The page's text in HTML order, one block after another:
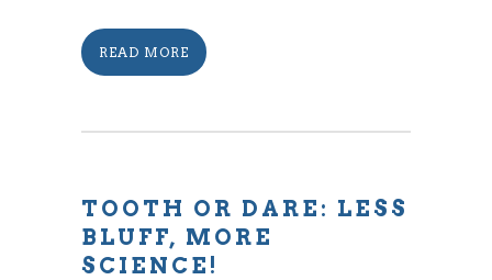
READ MORE
TOOTH OR DARE: LESS
BLUFF, MORE
SCIENCE!